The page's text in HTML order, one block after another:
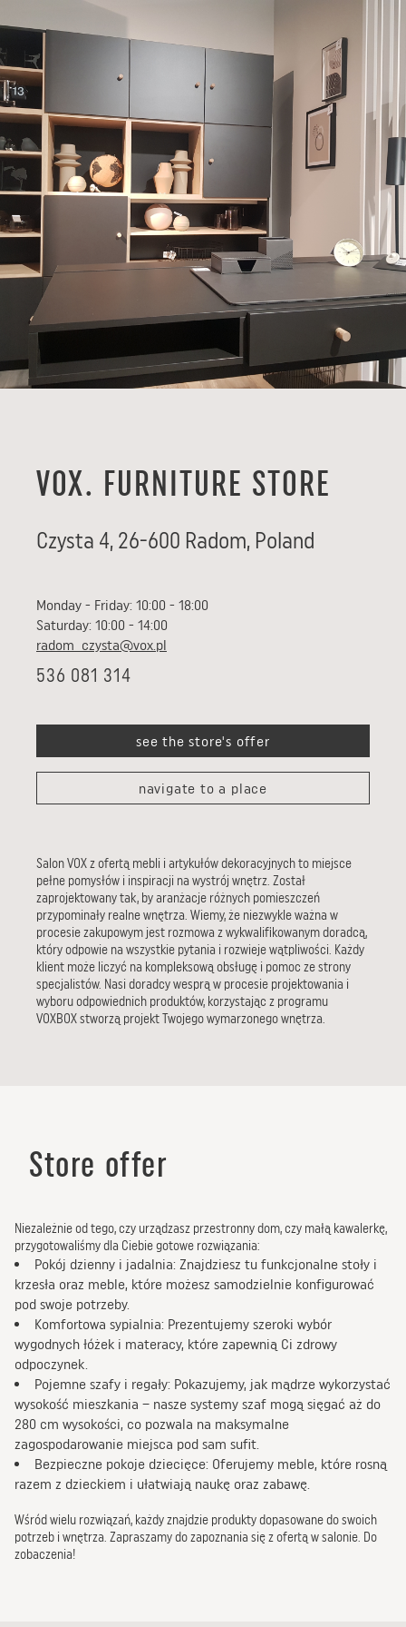
Back to the list of showrooms
VOX. FURNITURE STORE
Czysta 4, 26-600 Radom, Poland
Monday - Friday: 10:00 - 18:00
Saturday: 10:00 - 14:00
radom_czysta@vox.pl
536 081 314
see the store's offer
navigate to a place
Salon VOX z ofertą mebli i artykułów dekoracyjnych to miejsce
pełne pomysłów i inspiracji na wystrój wnętrz. Został
zaprojektowany tak, by aranżacje różnych pomieszczeń
przypominały realne wnętrza. Wiemy, że niezwykle ważna w
procesie zakupowym jest rozmowa z wykwalifikowanym doradcą,
który odpowie na wszystkie pytania i rozwieje wątpliwości. Każdy
klient może liczyć na kompleksową obsługę i pomoc ze strony
specjalistów. Nasi doradcy wesprą w procesie projektowania i
wyboru odpowiednich produktów, korzystając z programu
VOXBOX stworzą projekt Twojego wymarzonego wnętrza.
Store offer
Niezależnie od tego, czy urządzasz przestronny dom, czy małą kawalerkę,
przygotowaliśmy dla Ciebie gotowe rozwiązania:
Pokój dzienny i jadalnia: Znajdziesz tu funkcjonalne stoły i
krzesła oraz meble, które możesz samodzielnie konfigurować
pod swoje potrzeby.
Komfortowa sypialnia: Prezentujemy szeroki wybór
wygodnych łóżek i materacy, które zapewnią Ci zdrowy
odpoczynek.
Pojemne szafy i regały: Pokazujemy, jak mądrze wykorzystać
wysokość mieszkania – nasze systemy szaf mogą sięgać aż do
280 cm wysokości, co pozwala na maksymalne
zagospodarowanie miejsca pod sam sufit.
Bezpieczne pokoje dziecięce: Oferujemy meble, które rosną
razem z dzieckiem i ułatwiają naukę oraz zabawę.
Wśród wielu rozwiązań, każdy znajdzie produkty dopasowane do swoich
potrzeb i wnętrza. Zapraszamy do zapoznania się z ofertą w salonie. Do
zobaczenia!